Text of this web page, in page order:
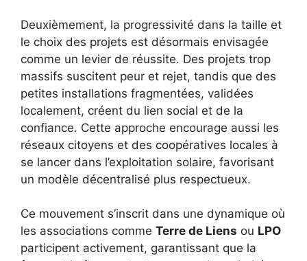
Deuxièmement, la progressivité dans la taille et
le choix des projets est désormais envisagée
comme un levier de réussite. Des projets trop
massifs suscitent peur et rejet, tandis que des
petites installations fragmentées, validées
localement, créent du lien social et de la
confiance. Cette approche encourage aussi les
réseaux citoyens et des coopératives locales à
se lancer dans l’exploitation solaire, favorisant
un modèle décentralisé plus respectueux.
Ce mouvement s’inscrit dans une dynamique où
les associations comme Terre de Liens ou LPO
participent activement, garantissant que la